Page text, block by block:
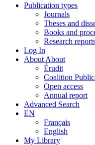
Publication types
Journals
Theses and
Books and
Research
Log In
About About
Érudit
Coalition
Open access
Annual report
Advanced Search
EN
Français
English
My Library